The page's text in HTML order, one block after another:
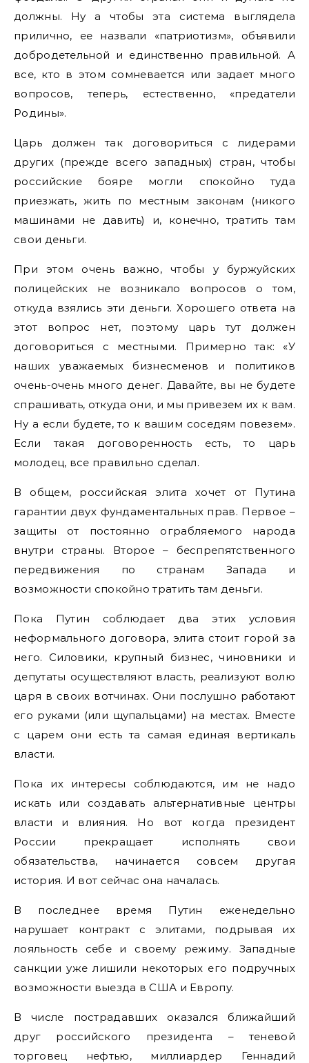
должны. Ну а чтобы эта система выглядела
прилично, ее назвали «патриотизм», объявили
добродетельной и единственно правильной. А
все, кто в этом сомневается или задает много
вопросов, теперь, естественно, «предатели
Родины».
Царь должен так договориться с лидерами
других (прежде всего западных) стран, чтобы
российские бояре могли спокойно туда
приезжать, жить по местным законам (никого
машинами не давить) и, конечно, тратить там
свои деньги.
При этом очень важно, чтобы у буржуйских
полицейских не возникало вопросов о том,
откуда взялись эти деньги. Хорошего ответа на
этот вопрос нет, поэтому царь тут должен
договориться с местными. Примерно так: «У
наших уважаемых бизнесменов и политиков
очень-очень много денег. Давайте, вы не будете
спрашивать, откуда они, и мы привезем их к вам.
Ну а если будете, то к вашим соседям повезем».
Если такая договоренность есть, то царь
молодец, все правильно сделал.
В общем, российская элита хочет от Путина
гарантии двух фундаментальных прав. Первое –
защиты от постоянно ограбляемого народа
внутри страны. Второе – беспрепятственного
передвижения по странам Запада и
возможности спокойно тратить там деньги.
Пока Путин соблюдает два этих условия
неформального договора, элита стоит горой за
него. Силовики, крупный бизнес, чиновники и
депутаты осуществляют власть, реализуют волю
царя в своих вотчинах. Они послушно работают
его руками (или щупальцами) на местах. Вместе
с царем они есть та самая единая вертикаль
власти.
Пока их интересы соблюдаются, им не надо
искать или создавать альтернативные центры
власти и влияния. Но вот когда президент
России прекращает исполнять свои
обязательства, начинается совсем другая
история. И вот сейчас она началась.
В последнее время Путин еженедельно
нарушает контракт с элитами, подрывая их
лояльность себе и своему режиму. Западные
санкции уже лишили некоторых его подручных
возможности выезда в США и Европу.
В числе пострадавших оказался ближайший
друг российского президента – теневой
торговец нефтью, миллиардер Геннадий